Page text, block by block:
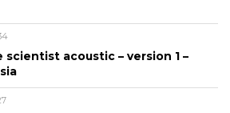
scientist acoustic – version 1 –